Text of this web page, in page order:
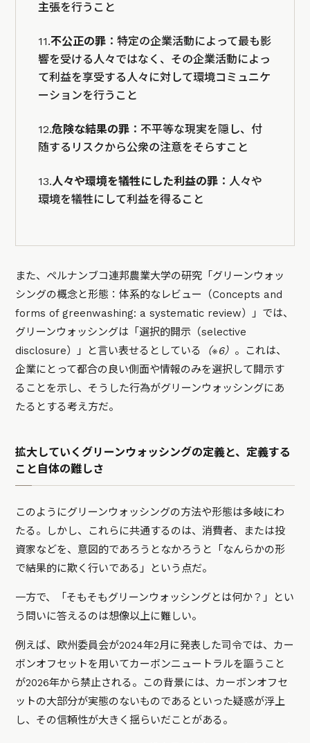
主張を行うこと
11.不公正の罪 ：特定の企業活動によって最も影
響を受ける人々ではなく、その企業活動によっ
て利益を享受する人々に対して環境コミュニケ
ーションを行うこと
12.危険な結果の罪 ：不平等な現実を隠し、付
随するリスクから公衆の注意をそらすこと
13.人々や環境を犠牲にした利益の罪 ：人々や
環境を犠牲にして利益を得ること
また、ペルナンブコ連邦農業大学の研究「グリーンウォッ
シングの概念と形態：体系的なレビュー（Concepts and
forms of greenwashing: a systematic review）」では、
グリーンウォッシングは「選択的開示（selective
disclosure）」と言い表せるとしている
（※6） 。これは、
企業にとって都合の良い側面や情報のみを選択して開示す
ることを示し、そうした行為がグリーンウォッシングにあ
たるとする考え方だ。
拡大していくグリーンウォッシングの定義と、定義する
こと自体の難しさ
このようにグリーンウォッシングの方法や形態は多岐にわ
たる。しかし、これらに共通するのは、消費者、または投
資家などを、意図的であろうとなかろうと「なんらかの形
で結果的に欺く行いである」という点だ。
一方で、「そもそもグリーンウォッシングとは何か？」とい
う問いに答えるのは想像以上に難しい。
例えば、欧州委員会が2024年2月に発表した司令では、カー
ボンオフセットを用いてカーボンニュートラルを謳うこと
が2026年から禁止される。この背景には、カーボンオフセ
ットの大部分が実態のないものであるといった疑惑が浮上
し、その信頼性が大きく揺らいだことがある。